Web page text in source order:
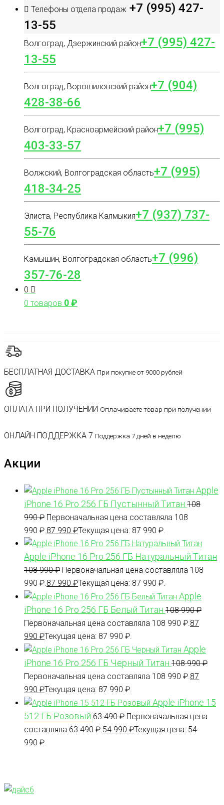
Телефоны отдела продаж +7 (995) 427-
13-55
Волгоград, Дзержинский район+7 (995) 427-
13-55
Волгоград, Ворошиловский район+7 (904)
428-38-66
Волгоград, Красноармейский район+7 (995)
403-33-57
Волжский, Волгоградская область+7 (995)
418-34-25
Элиста, Республика Калмыкия+7 (937) 737-
55-76
Камышин, Волгоградская область+7 (996)
357-76-28
0
0 товаров 0₽
БЕСПЛАТНАЯ ДОСТАВКА При покупке от 9000 рублей
ОПЛАТА ПРИ ПОЛУЧЕНИИ Оплачиваете товар при получении
ОНЛАЙН ПОДДЕРЖКА 7 Поддержка 7 дней в неделю
Акции
Apple
iPhone 16 Pro 256 ГБ Пустынный Титан 108
990₽ Первоначальная цена составляла 108
990 ₽. 87 990 ₽Текущая цена: 87 990 ₽.
Apple iPhone 16 Pro 256 ГБ Натуральный Титан
108 990₽ Первоначальная цена составляла 108
990 ₽. 87 990 ₽Текущая цена: 87 990 ₽.
Apple
iPhone 16 Pro 256 ГБ Белый Титан 108 990₽
Первоначальная цена составляла 108 990 ₽. 87
990 ₽Текущая цена: 87 990 ₽.
Apple
iPhone 16 Pro 256 ГБ Черный Титан 108 990₽
Первоначальная цена составляла 108 990 ₽. 87
990 ₽Текущая цена: 87 990 ₽.
Apple iPhone 15
512 ГБ Розовый 63 490₽ Первоначальная цена
составляла 63 490 ₽. 54 990 ₽Текущая цена: 54
990 ₽.